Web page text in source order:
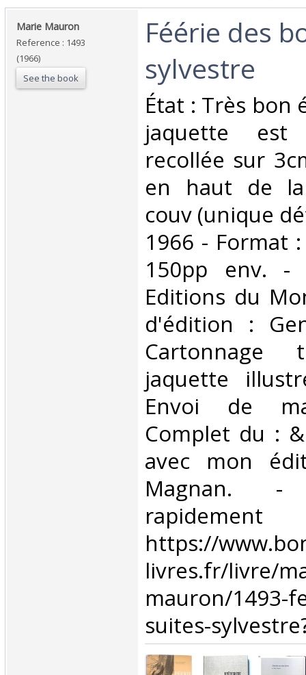
‎Marie Mauron‎
Reference : 1493
(1966)
See the book
‎Féérie des
sylvestre‎
‎État : Très bon
jaquette
recollée sur
en haut de
couv (unique
1966 - Format
150pp env. -
Editions du
d'édition :
Cartonnage
jaquette
Envoi de
Complet du :
avec mon
Magnan. -
https://
livres.fr/livre/
mauron/1493-
suites-